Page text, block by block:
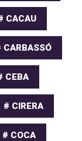
CACAU
CARBASSÓ
CEBA
# CIRERA
# COCA